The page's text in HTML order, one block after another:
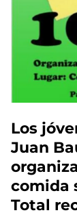
Los
Juan
comida
Total